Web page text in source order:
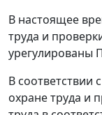
В настоящее
труда и
урегулированы
В соответствии
охране труда и